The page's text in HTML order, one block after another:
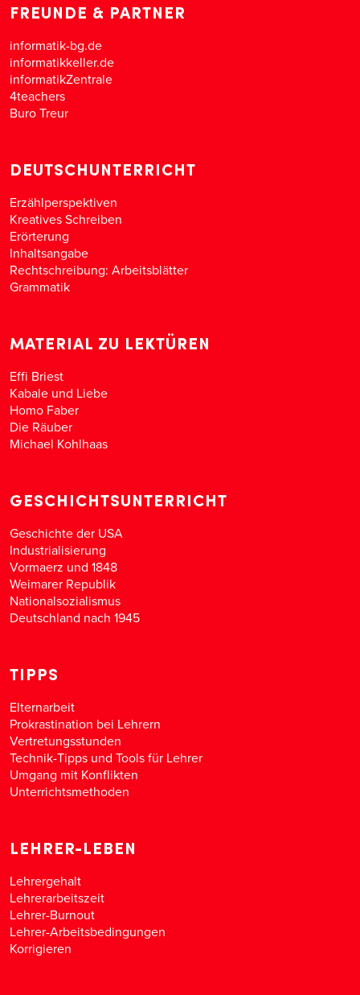
FREUNDE & PARTNER
informatik-bg.de
informatikkeller.de
informatikZentrale
4teachers
Buro Treur
DEUTSCHUNTERRICHT
Erzählperspektiven
Kreatives Schreiben
Erörterung
Inhaltsangabe
Rechtschreibung: Arbeitsblätter
Grammatik
MATERIAL ZU LEKTÜREN
Effi Briest
Kabale und Liebe
Homo Faber
Die Räuber
Michael Kohlhaas
GESCHICHTSUNTERRICHT
Geschichte der USA
Industrialisierung
Vormaerz und 1848
Weimarer Republik
Nationalsozialismus
Deutschland nach 1945
TIPPS
Elternarbeit
Prokrastination bei Lehrern
Vertretungsstunden
Technik-Tipps und Tools für Lehrer
Umgang mit Konflikten
Unterrichtsmethoden
LEHRER-LEBEN
Lehrergehalt
Lehrerarbeitszeit
Lehrer-Burnout
Lehrer-Arbeitsbedingungen
Korrigieren